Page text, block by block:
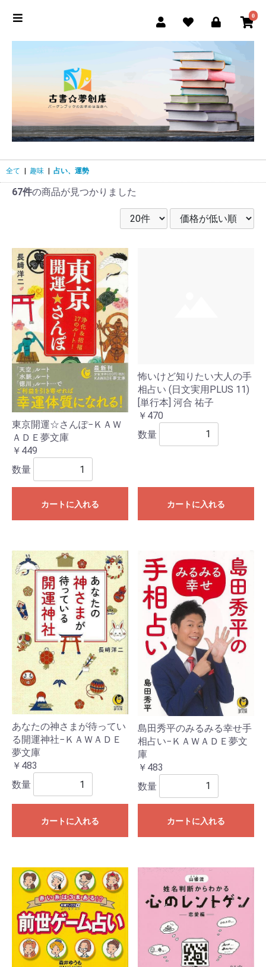
0
全て | 趣味 | 占い、運勢
67件の商品が見つかりました
東京開運☆さんぽ−ＫＡＷ
ＡＤＥ夢文庫
￥449
数量
カートに入れる
怖いけど知りたい大人の手
相占い (日文実用PLUS 11)
[単行本] 河合 祐子
￥470
数量
カートに入れる
あなたの神さまが待ってい
る開運神社−ＫＡＷＡＤＥ
夢文庫
￥483
数量
カートに入れる
島田秀平のみるみる幸せ手
相占い−ＫＡＷＡＤＥ夢文
庫
￥483
数量
カートに入れる